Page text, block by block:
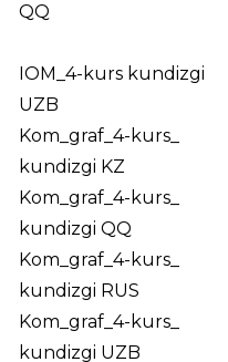
QQ
IOM_4-kurs kundizgi
UZB
Kom_graf_4-kurs_
kundizgi KZ
Kom_graf_4-kurs_
kundizgi QQ
Kom_graf_4-kurs_
kundizgi RUS
Kom_graf_4-kurs_
kundizgi UZB